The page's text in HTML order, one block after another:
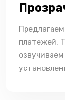
платежей.